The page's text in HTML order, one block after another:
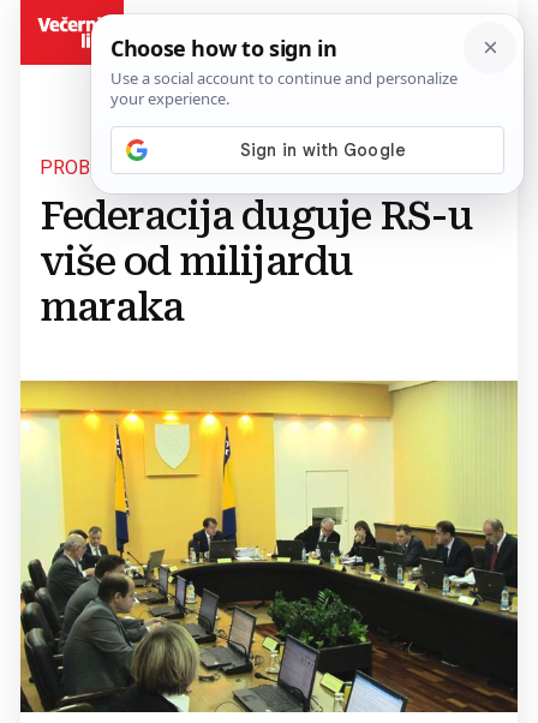
PROBLEM RASPODJELE
Federacija duguje RS-u
više od milijardu
maraka